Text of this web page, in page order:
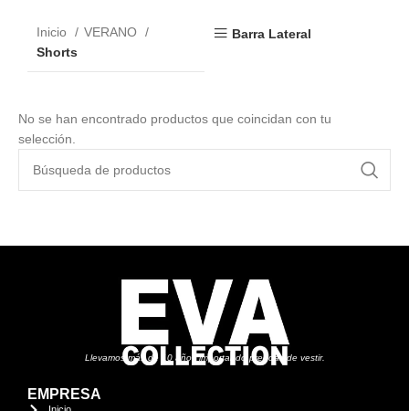
Inicio
VERANO
Shorts
Barra Lateral
No se han encontrado productos que coincidan con tu
selección.
Llevamos más de 10 años importando prendas de vestir.
EMPRESA